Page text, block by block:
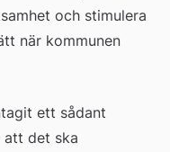
och stimulera
när kommunen
ett sådant
att det ska